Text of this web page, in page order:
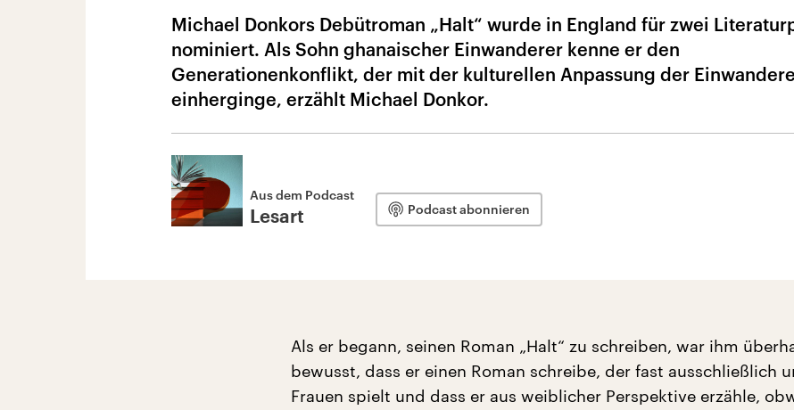
Michael Donkors Debütroman „Halt“ wurde in England für zwei
nominiert. Als Sohn ghanaischer Einwanderer kenne er den
Generationenkonflikt, der mit der kulturellen Anpassung der
einherginge, erzählt Michael Donkor.
Aus dem Podcast
Lesart Podcast abonnieren
Als er begann, seinen Roman „Halt“ zu schreiben, war ihm
bewusst, dass er einen Roman schreibe, der fast ausschließlich
Frauen spielt und dass er aus weiblicher Perspektive erzähle,